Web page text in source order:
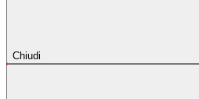
Chiudi